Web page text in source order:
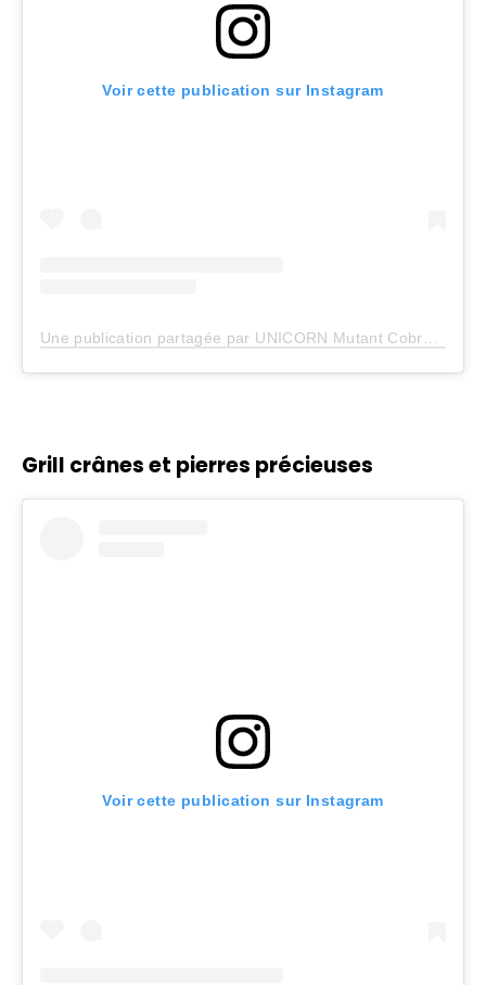
Voir cette publication sur Instagram
Grill crânes et pierres précieuses
Voir cette publication sur Instagram